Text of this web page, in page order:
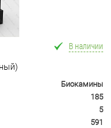
В наличии
Биокамины
185
5
591